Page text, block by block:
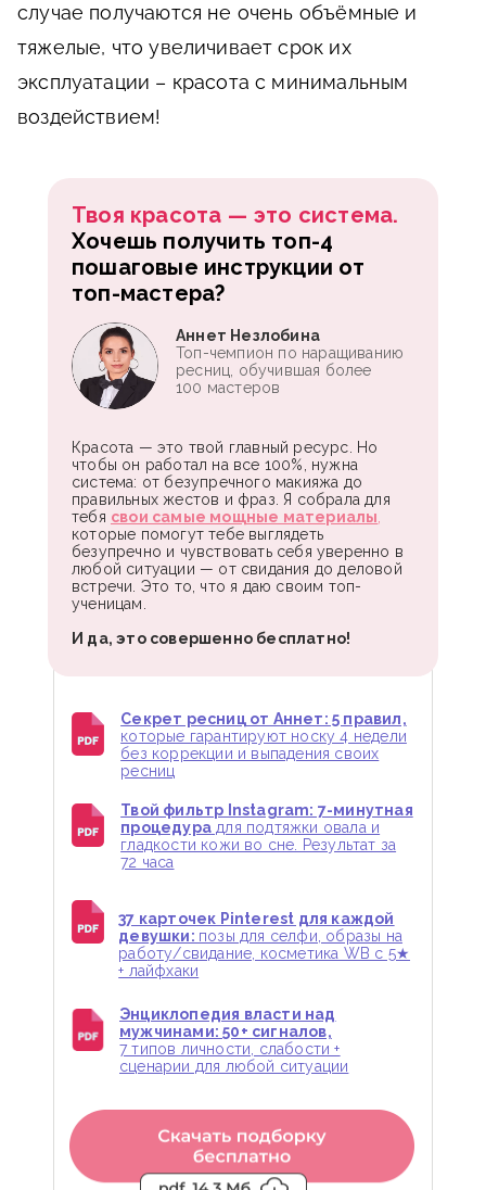
случае получаются не очень объёмные и
тяжелые, что увеличивает срок их
эксплуатации – красота с минимальным
воздействием!
Твоя красота — это система.
Хочешь получить топ-4
пошаговые инструкции от
топ-мастера?
Красота — это твой главный ресурс. Но
чтобы он работал на все 100%, нужна
система: от безупречного макияжа до
правильных жестов и фраз. Я собрала для
тебя свои самые мощные материалы,
которые помогут тебе выглядеть
безупречно и чувствовать себя уверенно в
любой ситуации — от свидания до деловой
встречи. Это то, что я даю своим топ-
ученицам.
И да, это совершенно бесплатно!
Аннет Незлобина
Топ-чемпион по наращиванию
ресниц, обучившая более
100 мастеров
Секрет ресниц от Аннет: 5 правил,
которые гарантируют носку 4 недели
без коррекции и выпадения своих
ресниц
Твой фильтр Instagram: 7-минутная
процедурадля подтяжки овала и
гладкости кожи во сне. Результат за
72 часа
37 карточек Pinterest для каждой
девушки: позы для селфи, образы на
работу/свидание, косметика WB с 5★
+ лайфхаки
Энциклопедия власти над
мужчинами: 50+ сигналов,
7 типов личности, слабости +
сценарии для любой ситуации